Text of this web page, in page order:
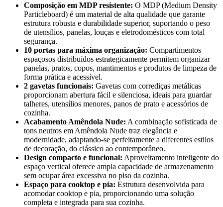
Composição em MDP resistente: O MDP (Medium Density
Particleboard) é um material de alta qualidade que garante
estrutura robusta e durabilidade superior, suportando o peso
de utensílios, panelas, louças e eletrodomésticos com total
segurança.
10 portas para máxima organização: Compartimentos
espaçosos distribuídos estrategicamente permitem organizar
panelas, pratos, copos, mantimentos e produtos de limpeza de
forma prática e acessível.
2 gavetas funcionais: Gavetas com corrediças metálicas
proporcionam abertura fácil e silenciosa, ideais para guardar
talheres, utensílios menores, panos de prato e acessórios de
cozinha.
Acabamento Amêndola Nude: A combinação sofisticada de
tons neutros em Amêndola Nude traz elegância e
modernidade, adaptando-se perfeitamente a diferentes estilos
de decoração, do clássico ao contemporâneo.
Design compacto e funcional: Aproveitamento inteligente do
espaço vertical oferece ampla capacidade de armazenamento
sem ocupar área excessiva no piso da cozinha.
Espaço para cooktop e pia: Estrutura desenvolvida para
acomodar cooktop e pia, proporcionando uma solução
completa e integrada para sua cozinha.